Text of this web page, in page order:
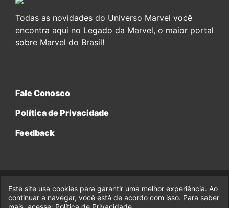
Todas as novidades do Universo Marvel você
encontra aqui no Legado da Marvel, o maior portal
sobre Marvel do Brasil!
Fale Conosco
Política de Privacidade
Feedback
© 2017-2026 Legado da Marvel, uma empresa da Legado
Enterprises.
Este site usa cookies para garantir uma melhor experiência. Ao
continuar a navegar, você está de acordo com isso. Para saber